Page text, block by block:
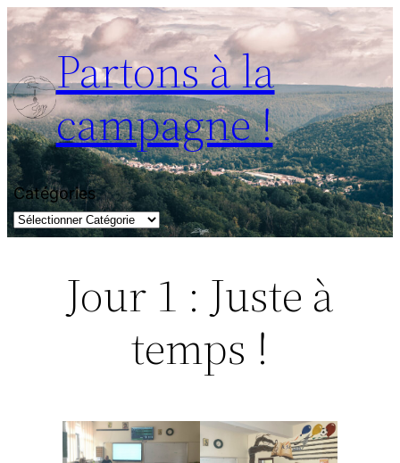
Aller
au
contenuPartons à la
campagne !
Catégories
Jour 1 : Juste à
temps !